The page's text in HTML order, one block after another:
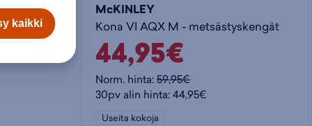
k
o
r
i
e
Extegra Mid GTX W - metsästyskengät
McKINLEY
Kona VI AQX M - metsästyskengät
44,95€
Norm. hinta:59,95€
30pv alin hinta: 44,95€
Useita kokoja
kaikki